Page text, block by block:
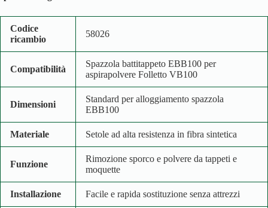
Codice
ricambio
58026
Compatibilità
Spazzola battitappeto EBB100 per
aspirapolvere Folletto VB100
Dimensioni
Standard per alloggiamento spazzola
EBB100
Materiale Setole ad alta resistenza in fibra sintetica
Funzione
Rimozione sporco e polvere da tappeti e
moquette
Installazione Facile e rapida sostituzione senza attrezzi